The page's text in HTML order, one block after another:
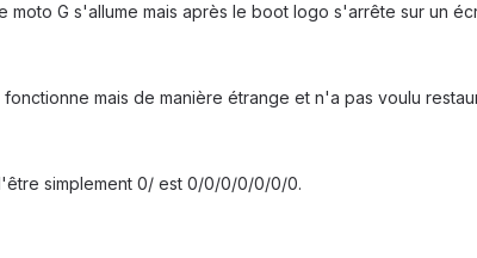
G s'allume mais après le boot logo s'arrête sur un
mais de manière étrange et n'a pas voulu
simplement 0/ est 0/0/0/0/0/0/0.